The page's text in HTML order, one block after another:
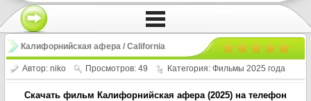
Калифорнийская афера / California
Schemin (2025)
Автор: niko Просмотров: 49 Категория: Фильмы 2025 года
Скачать фильм Калифорнийская афера (2025) на телефон
троеточие в правом верхнем углу!!!